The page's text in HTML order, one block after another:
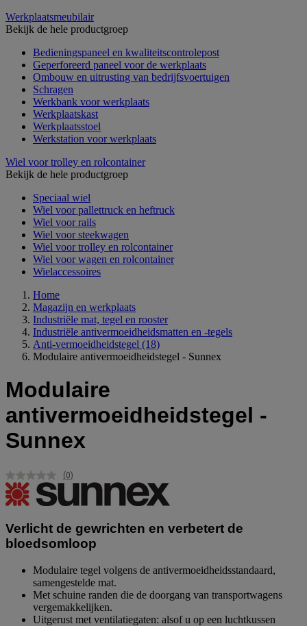
Werkplaatsmeubilair
Bekijk de hele productgroep
Bedieningspaneel en kwaliteitscontrolepost
Geperforeerd paneel voor de werkplaats
Ombouw en uitrusting van bedrijfsvoertuigen
Schragen
Werkbank voor werkplaats
Werkplaatskast
Werkplaatsstoel
Werkstation voor werkplaats
Wiel voor trolley en rolcontainer
Bekijk de hele productgroep
Speciaal wiel
Wiel voor pallettruck en heftruck
Wiel voor rails
Wiel voor steekwagen
Wiel voor trolley en rolcontainer
Wiel voor wagen en rolcontainer
Wielaccessoires
Home
Magazijn en werkplaats
Industriële mat, tegel en rooster
Industriële antivermoeidheidsmatten en -tegels
Anti-vermoeidheidstegel (18)
Modulaire antivermoeidheidstegel - Sunnex
Modulaire
antivermoeidheidstegel -
Sunnex
Geen
scorewaarde.
Dezelfde
(0)
Verlicht de gewrichten en verbetert de
bloedsomloop
Modulaire tegel volgens de antivermoeidheidsstandaard,
samengestelde mat.
Met schuine randen die de doorgang van transportwagens
vergemakkelijken.
Uitgerust met ventilatiegaten: alsof u op een luchtkussen